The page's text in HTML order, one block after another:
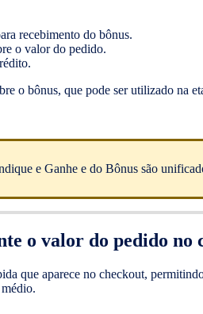
recebimento do bônus.
o valor do pedido.
o bônus, que pode ser utilizado na
e Ganhe e do Bônus são
o valor do pedido no
que aparece no checkout,